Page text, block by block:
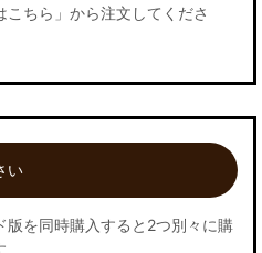
こちら」から注文してくださ
い
版を同時購入すると2つ別々に購